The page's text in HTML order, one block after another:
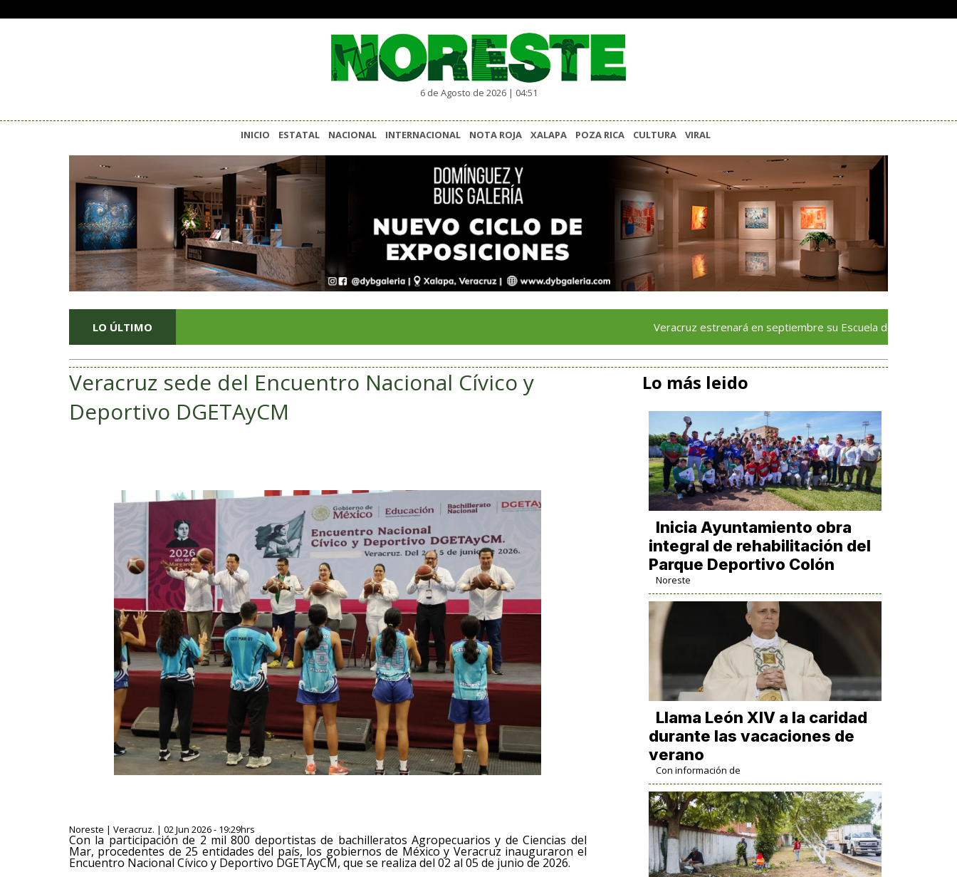
6 de Agosto de 2026 | 04:51
INICIO ESTATAL NACIONAL INTERNACIONAL NOTA ROJA XALAPA POZA RICA CULTURA VIRAL
LO ÚLTIMO Veracruz estrenará en septiembre su Escuela de Servicios Turísticos:
Veracruz sede del Encuentro Nacional Cívico y
Deportivo DGETAyCM
Noreste | Veracruz. | 02 Jun 2026 - 19:29hrs
Con la participación de 2 mil 800 deportistas de bachilleratos Agropecuarios y de Ciencias del
Mar, procedentes de 25 entidades del país, los gobiernos de México y Veracruz inauguraron el
Encuentro Nacional Cívico y Deportivo DGETAyCM, que se realiza del 02 al 05 de junio de 2026.
Lo más leido
Inicia Ayuntamiento obra
integral de rehabilitación del
Parque Deportivo Colón
Noreste
Llama León XIV a la caridad
durante las vacaciones de
verano
Con información de